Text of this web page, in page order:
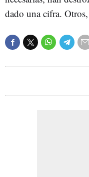
dado una cifra.